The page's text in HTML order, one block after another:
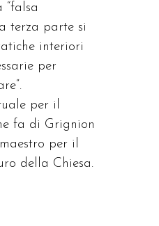
“falsa
terza parte si
interiori
per
per il
fa di Grignion
per il
della Chiesa.